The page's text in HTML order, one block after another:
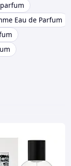
Eau de Parfum